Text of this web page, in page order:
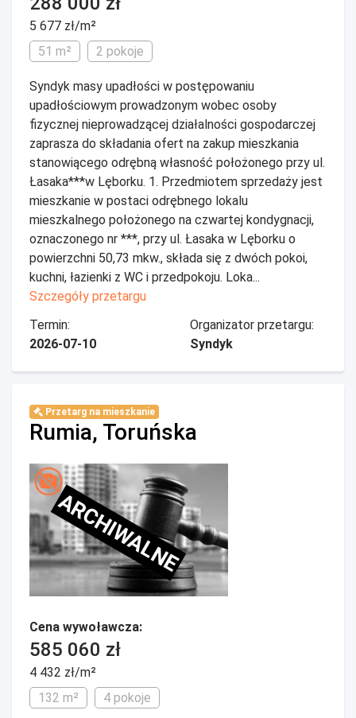
5 677 zł/m²
51 m²
2 pokoje
Syndyk masy upadłości w postępowaniu
upadłościowym prowadzonym wobec osoby
fizycznej nieprowadzącej działalności gospodarczej
zaprasza do składania ofert na zakup mieszkania
stanowiącego odrębną własność położonego przy ul.
Łasaka***w Lęborku. 1. Przedmiotem sprzedaży jest
mieszkanie w postaci odrębnego lokalu
mieszkalnego położonego na czwartej kondygnacji,
oznaczonego nr ***, przy ul. Łasaka w Lęborku o
powierzchni 50,73 mkw., składa się z dwóch pokoi,
kuchni, łazienki z WC i przedpokoju. Loka...
Szczegóły przetargu
Termin:
2026-07-10
Organizator przetargu:
Syndyk
Przetarg na mieszkanie
Rumia, Toruńska
ARCHIWALNE
Cena wywoławcza:
585 060 zł
4 432 zł/m²
132 m²
4 pokoje